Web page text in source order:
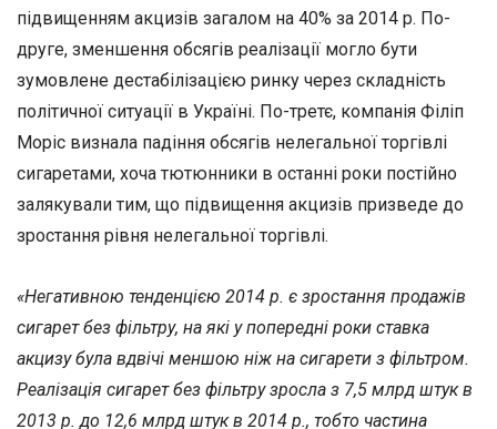
підвищенням акцизів загалом на 40% за 2014 р. По-
друге, зменшення обсягів реалізації могло бути
зумовлене дестабілізацією ринку через складність
політичної ситуації в Україні. По-третє, компанія Філіп
Моріс визнала падіння обсягів нелегальної торгівлі
сигаретами, хоча тютюнники в останні роки постійно
залякували тим, що підвищення акцизів призведе до
зростання рівня нелегальної торгівлі.
«Негативною тенденцією 2014 р. є зростання продажів
сигарет без фільтру, на які у попередні роки ставка
акцизу була вдвічі меншою ніж на сигарети з фільтром.
Реалізація сигарет без фільтру зросла з 7,5 млрд штук в
2013 р. до 12,6 млрд штук в 2014 р., тобто частина